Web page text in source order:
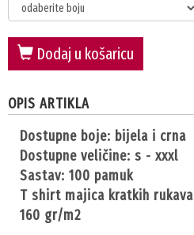
Dodaj u košaricu
OPIS ARTIKLA
dostupne boje: bijela i crna
dostupne veličine: s - xxxl
sastav: 100 pamuk
t shirt majica kratkih rukava
160 gr/m2